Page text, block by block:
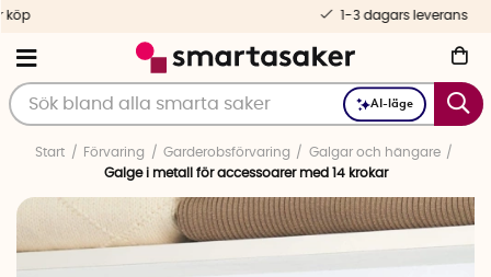
AI-läge
1-3 dagars leverans
Start Förvaring Garderobsförvaring
Galgar och hängare
Galge i metall för accessoarer med 14 krokar